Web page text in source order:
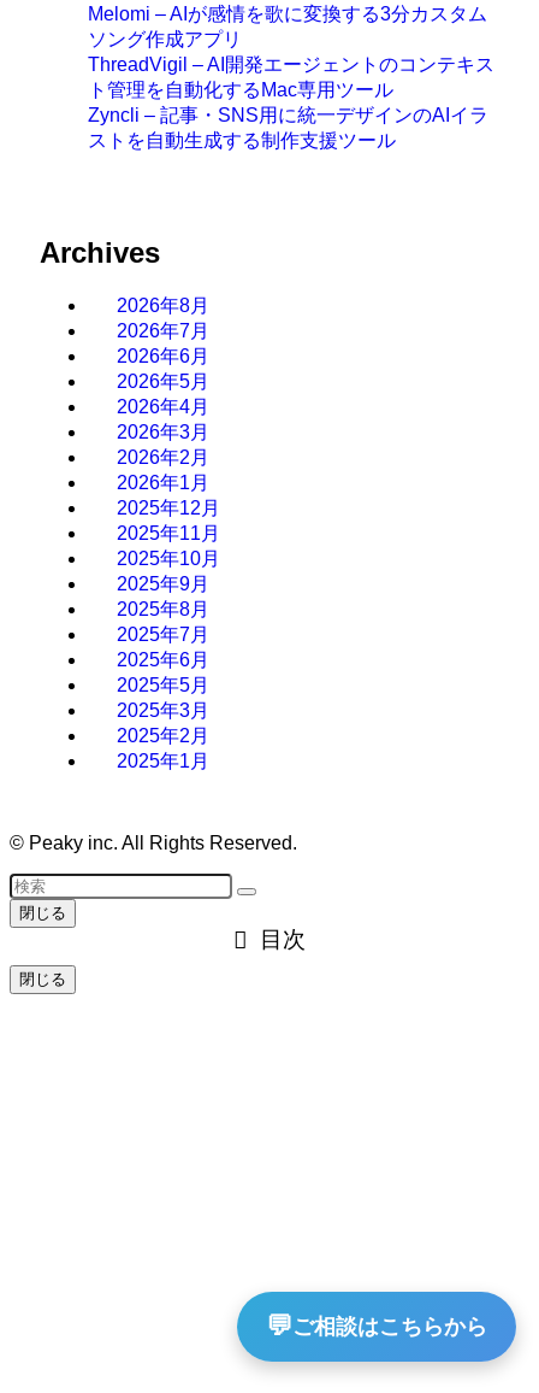
Melomi – AIが感情を歌に変換する3分カスタム
ソング作成アプリ
ThreadVigil – AI開発エージェントのコンテキス
ト管理を自動化するMac専用ツール
Zyncli – 記事・SNS用に統一デザインのAIイラ
ストを自動生成する制作支援ツール
Archives
2026年8月
2026年7月
2026年6月
2026年5月
2026年4月
2026年3月
2026年2月
2026年1月
2025年12月
2025年11月
2025年10月
2025年9月
2025年8月
2025年7月
2025年6月
2025年5月
2025年3月
2025年2月
2025年1月
💬ご相談はこちらから
© Peaky inc. All Rights Reserved.
閉じる
目次
閉じる